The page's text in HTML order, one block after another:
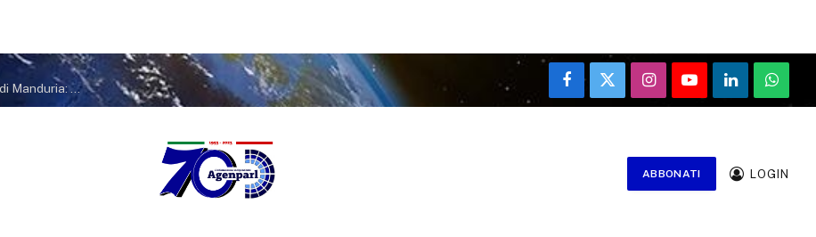
Agenzia nr. 1801 – Borraccino in visita istituzionale all’ospedale di Manduria: “Con il presidente Decaro lavoriamo per continuare a garantire i servizi erogati
Facebook
X
(Twitter)
InstagramYouTubeLinkedIn
ABBONATI LOGIN